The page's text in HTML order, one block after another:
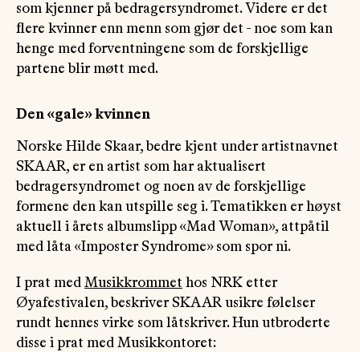
som kjenner på bedragersyndromet. Videre er det
flere kvinner enn menn som gjør det - noe som kan
henge med forventningene som de forskjellige
partene blir møtt med.
Den «gale» kvinnen
Norske Hilde Skaar, bedre kjent under artistnavnet
SKAAR, er en artist som har aktualisert
bedragersyndromet og noen av de forskjellige
formene den kan utspille seg i. Tematikken er høyst
aktuell i årets albumslipp «Mad Woman», attpåtil
med låta «Imposter Syndrome» som spor ni.
I prat med Musikkrommet hos NRK etter
Øyafestivalen, beskriver SKAAR usikre følelser
rundt hennes virke som låtskriver. Hun utbroderte
disse i prat med Musikkontoret: